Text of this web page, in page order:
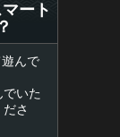
ート
んで
いた
さ